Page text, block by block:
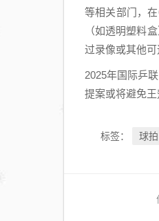
等相关部门，
（如透明塑料
过录像或其他
2025年国际乒
提案或将避免王
标签： 球拍